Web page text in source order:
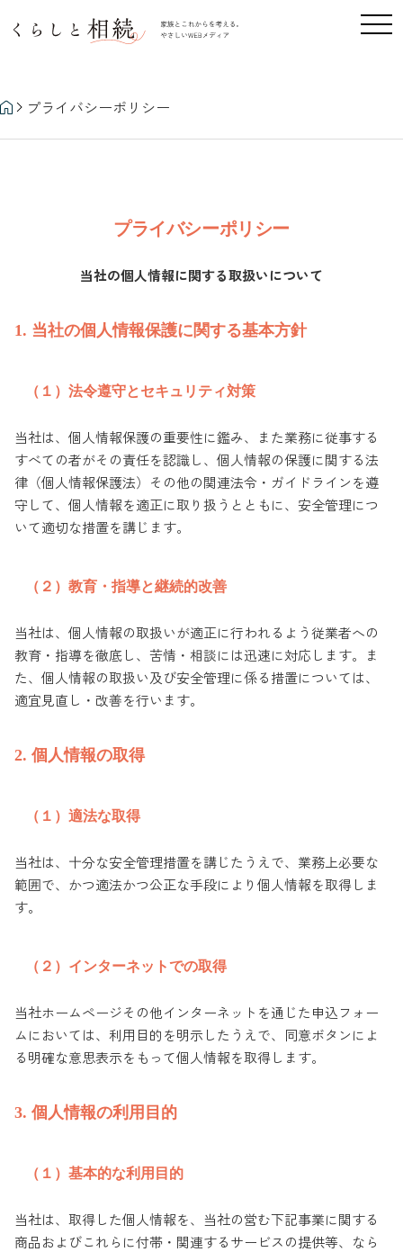
プライバシーポリシー
プライバシーポリシー
プライバシーポリシー
当社の個人情報に関する取扱いについて
1. 当社の個人情報保護に関する基本方針
（１）法令遵守とセキュリティ対策
当社は、個人情報保護の重要性に鑑み、また業務に従事する
すべての者がその責任を認識し、個人情報の保護に関する法
律（個人情報保護法）その他の関連法令・ガイドラインを遵
守して、個人情報を適正に取り扱うとともに、安全管理につ
いて適切な措置を講じます。
（２）教育・指導と継続的改善
当社は、個人情報の取扱いが適正に行われるよう従業者への
教育・指導を徹底し、苦情・相談には迅速に対応します。ま
た、個人情報の取扱い及び安全管理に係る措置については、
適宜見直し・改善を行います。
2. 個人情報の取得
（１）適法な取得
当社は、十分な安全管理措置を講じたうえで、業務上必要な
範囲で、かつ適法かつ公正な手段により個人情報を取得しま
す。
（２）インターネットでの取得
当社ホームページその他インターネットを通じた申込フォー
ムにおいては、利用目的を明示したうえで、同意ボタンによ
る明確な意思表示をもって個人情報を取得します。
3. 個人情報の利用目的
（１）基本的な利用目的
当社は、取得した個人情報を、当社の営む下記事業に関する
商品およびこれらに付帯・関連するサービスの提供等、なら